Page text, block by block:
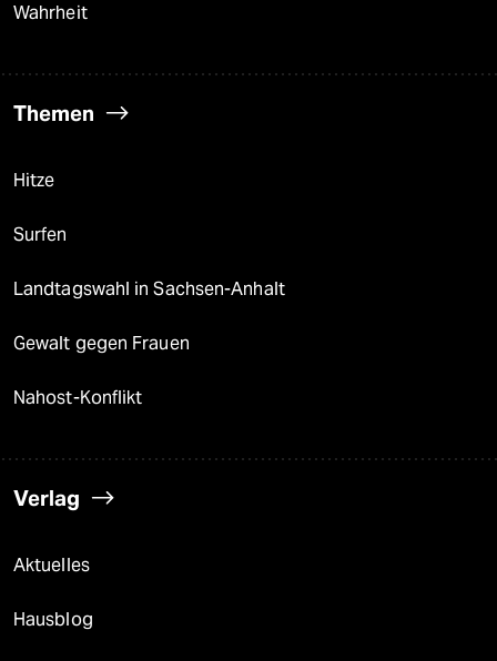
Wahrheit
Themen
Hitze
Surfen
Landtagswahl in Sachsen-Anhalt
Gewalt gegen Frauen
Nahost-Konflikt
Verlag
Aktuelles
Hausblog